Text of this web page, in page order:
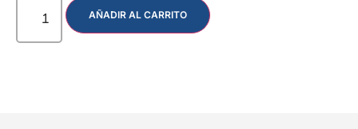
AÑADIR AL CARRITO